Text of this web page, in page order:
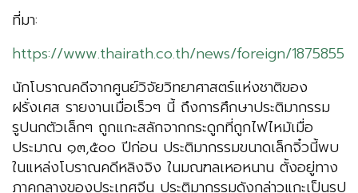
ที่มา:
https://www.thairath.co.th/news/foreign/1875855
นักโบราณคดีจากศูนย์วิจัยวิทยาศาสตร์แห่งชาติของ
ฝรั่งเศส รายงานเมื่อเร็วๆ นี้ ถึงการศึกษาประติมากรรม
รูปนกตัวเล็กๆ ถูกแกะสลักจากกระดูกที่ถูกไฟไหม้เมื่อ
ประมาณ ๑๓,๕๐๐ ปีก่อน ประติมากรรมขนาดเล็กจิ๋วนี้พบ
ในแหล่งโบราณคดีหลิงจิง ในมณฑลเหอหนาน ตั้งอยู่ทาง
ภาคกลางของประเทศจีน ประติมากรรมดังกล่าวแกะเป็นรูป